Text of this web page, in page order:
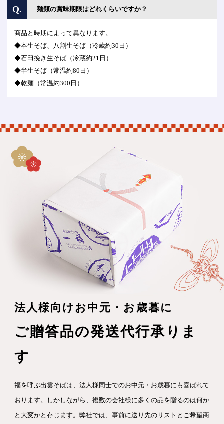
Q. 麺類の賞味期限はどれくらいですか？
商品と時期によって異なります。
◆本生そば、八割生そば（冷蔵約30日）
◆石臼挽き生そば（冷蔵約21日）
◆半生そば（常温約80日）
◆乾麺（常温約300日）
法人様向けお中元・お歳暮に
ご贈答品の発送代行承りま
す
福を呼ぶ出雲そばは、法人様同士でのお中元・お歳暮にも喜ばれて
おります。しかしながら、複数の会社様に多くの品を贈るのは何か
と大変かと存じます。弊社では、事前に送り先のリストとご希望商